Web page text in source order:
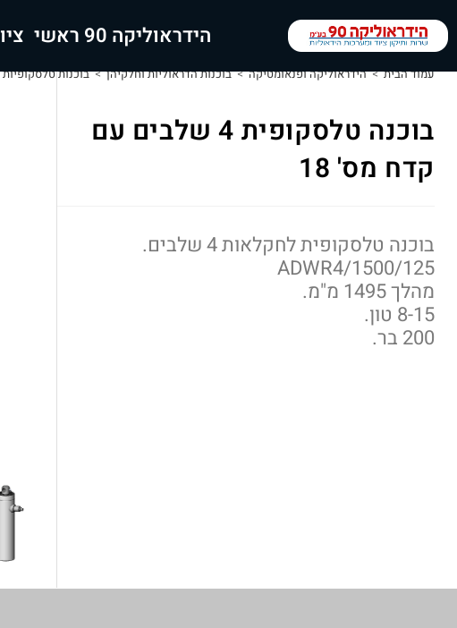
הידראוליקה 90 ראשי
עמוד הבית > הידראוליקה ופנאומטיקה > בוכנות הדראוליות וחלקיהן > בוכנות
בוכנה טלסקופית 4 שלבים עם
קדח מס' 18
בוכנה טלסקופית לחקלאות 4 שלבים.
ADWR4/1500/125
מהלך 1495 מ"מ.
8-15 טון.
200 בר.